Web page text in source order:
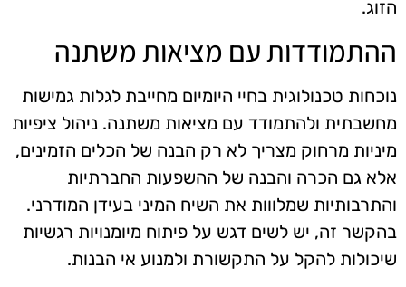
הזוג.
ההתמודדות עם מציאות משתנה
נוכחות טכנולוגית בחיי היומיום מחייבת לגלות גמישות
מחשבתית ולהתמודד עם מציאות משתנה. ניהול ציפיות
מיניות מרחוק מצריך לא רק הבנה של הכלים הזמינים,
אלא גם הכרה והבנה של ההשפעות החברתיות
והתרבותיות שמלווות את השיח המיני בעידן המודרני.
בהקשר זה, יש לשים דגש על פיתוח מיומנויות רגשיות
שיכולות להקל על התקשורת ולמנוע אי הבנות.